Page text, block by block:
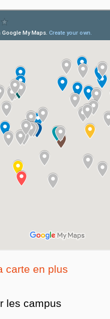
carte en plus
les campus